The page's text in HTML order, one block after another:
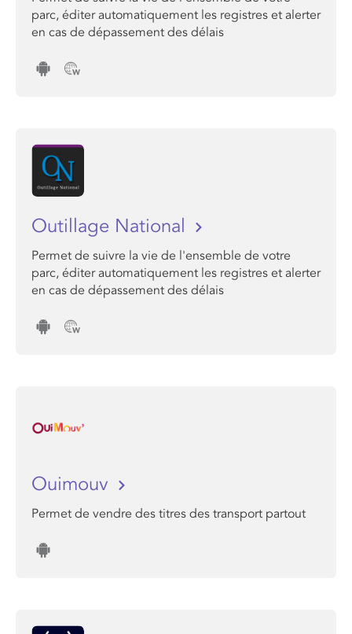
parc, éditer automatiquement les registres et alerter
en cas de dépassement des délais
Outillage National
Permet de suivre la vie de l'ensemble de votre
parc, éditer automatiquement les registres et alerter
en cas de dépassement des délais
Ouimouv
Permet de vendre des titres des transport partout